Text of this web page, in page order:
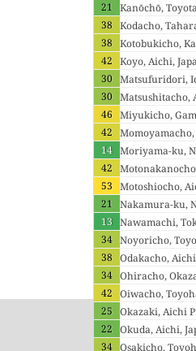
環境測定所名古
21 Kanōchō,
部局(加納町)豊
38 Kodacho,
田町田原市)
38 Kotobukicho,
寿町刈谷市)
42 Koyo, Aichi,
30 Matsufuridori,
(一宮市松降通一
30 Matsushitacho,
名古屋市南区)
46 Miyukicho,
市御幸町蒲郡市)
42
小学校大府市)
14 Moriyama-ku,
an (守山保健セ
42
名古屋市中川区)
53 Motoshiocho,
屋市南区)
21 Nakamura-ku,
an (中村保健セ
13 Nawamachi,
名和町東海市)
34 Noyoricho,
豊橋市)
38 Odakacho,
屋市緑区)
34 Ohiracho,
崎市)
42 Oiwacho,
橋市)
25 Okazaki, Aichi
山岡崎市)
22 Okuda, Aichi,
浜町)
34 Osakicho,